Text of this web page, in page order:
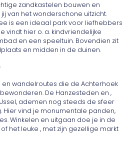
zandkastelen bouwen en
van het wonderschone uitzicht.
is een ideaal park voor liefhebbers
vindt hier o. a. kindvriendelijke
en een speeltuin. Bovendien zit
en midden in de duinen.
wandelroutes die de Achterhoek
De Hanzesteden en ,
ademen nog steeds de sfeer
Hier vind je monumentale panden,
Winkelen en uitgaan doe je in de
het leuke , met zijn gezellige markt